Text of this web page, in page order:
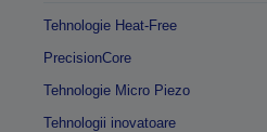
Tehnologie Heat-Free
PrecisionCore
Tehnologie Micro Piezo
Tehnologii inovatoare